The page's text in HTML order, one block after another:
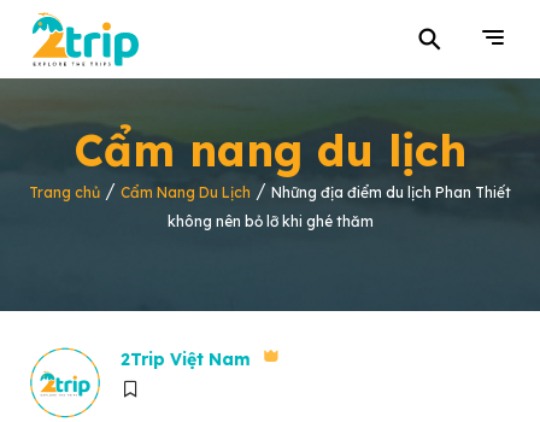
⚲
Cẩm nang du lịch
Trang chủ / Cẩm Nang Du Lịch / Những địa điểm du lịch Phan Thiết
không nên bỏ lỡ khi ghé thăm
2Trip Việt Nam